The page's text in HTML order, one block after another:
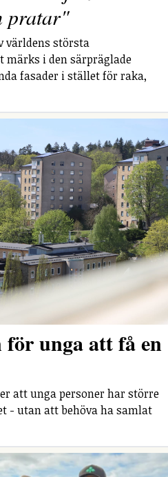
pratar"
världens största
märks i den särpräglade
fasader i stället för raka,
unga att få en
att unga personer har större
- utan att behöva ha samlat